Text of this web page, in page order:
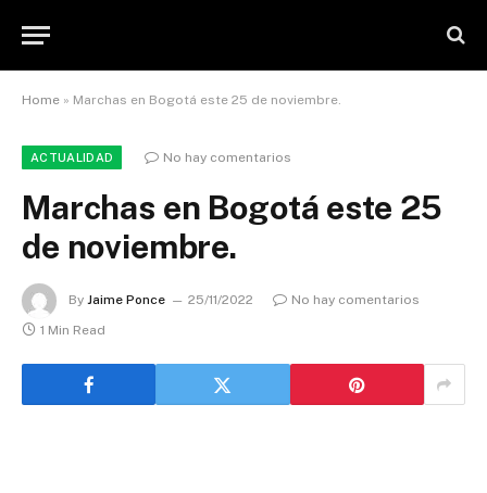
Home » Marchas en Bogotá este 25 de noviembre.
ACTUALIDAD No hay comentarios
Marchas en Bogotá este 25
de noviembre.
By Jaime Ponce 25/11/2022
No hay comentarios
1 Min Read